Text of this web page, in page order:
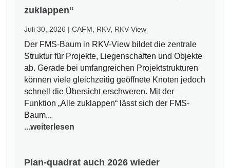
zuklappen“
Juli 30, 2026 |CAFM RKV, RKV-View
Der FMS-Baum in RKV-View bildet die zentrale
Struktur für Projekte, Liegenschaften und Objekte
ab. Gerade bei umfangreichen Projektstrukturen
können viele gleichzeitig geöffnete Knoten jedoch
schnell die Übersicht erschweren. Mit der
Funktion „Alle zuklappen“ lässt sich der FMS-
Baum...
...weiterlesen
Plan-quadrat auch 2026 wieder